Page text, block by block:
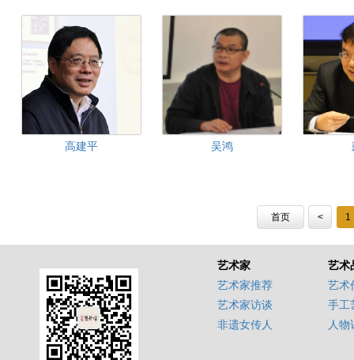
高建平 吴鸿
首页 < 1
艺术家
艺术家推荐
艺术家访谈
非遗女传人
艺术
艺术
手工
人物